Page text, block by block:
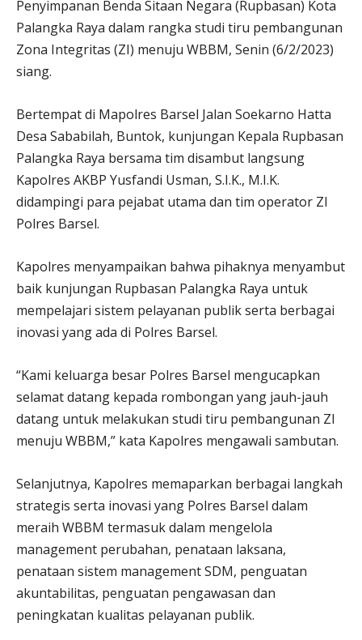
Penyimpanan Benda Sitaan Negara (Rupbasan) Kota
Palangka Raya dalam rangka studi tiru pembangunan
Zona Integritas (ZI) menuju WBBM, Senin (6/2/2023)
siang.
Bertempat di Mapolres Barsel Jalan Soekarno Hatta
Desa Sababilah, Buntok, kunjungan Kepala Rupbasan
Palangka Raya bersama tim disambut langsung
Kapolres AKBP Yusfandi Usman, S.I.K., M.I.K.
didampingi para pejabat utama dan tim operator ZI
Polres Barsel.
Kapolres menyampaikan bahwa pihaknya menyambut
baik kunjungan Rupbasan Palangka Raya untuk
mempelajari sistem pelayanan publik serta berbagai
inovasi yang ada di Polres Barsel.
“Kami keluarga besar Polres Barsel mengucapkan
selamat datang kepada rombongan yang jauh-jauh
datang untuk melakukan studi tiru pembangunan ZI
menuju WBBM,” kata Kapolres mengawali sambutan.
Selanjutnya, Kapolres memaparkan berbagai langkah
strategis serta inovasi yang Polres Barsel dalam
meraih WBBM termasuk dalam mengelola
management perubahan, penataan laksana,
penataan sistem management SDM, penguatan
akuntabilitas, penguatan pengawasan dan
peningkatan kualitas pelayanan publik.